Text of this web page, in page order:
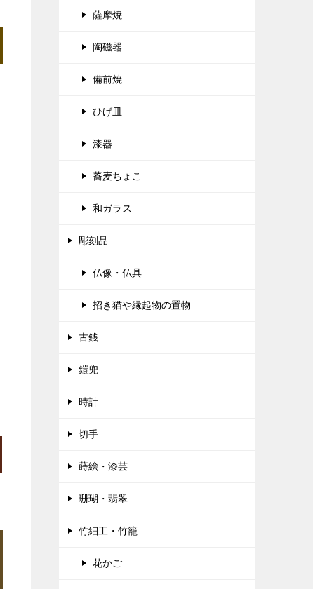
薩摩焼
陶磁器
備前焼
ひげ皿
漆器
蕎麦ちょこ
和ガラス
彫刻品
仏像・仏具
招き猫や縁起物の置物
古銭
鎧兜
時計
切手
蒔絵・漆芸
珊瑚・翡翠
竹細工・竹籠
花かご